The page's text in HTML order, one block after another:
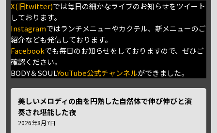
X(旧twitter)では毎日の細かなライブのお知らせをツイート
しております。
Instagramではランチメニューやカクテル、新メニューのご
紹介なども発信しております。
Facebookでも毎日のお知らせをしておりますので、ぜひご
確認ください。
BODY＆SOULYouTube公式チャンネルができました。
美しいメロディの曲を円熟した自然体で伸び伸びと演
奏され堪能した夜
2026年8月7日